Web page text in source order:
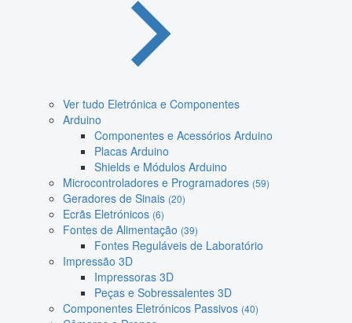
Ver tudo Eletrónica e Componentes
Arduino
Componentes e Acessórios Arduino
Placas Arduino
Shields e Módulos Arduino
Microcontroladores e Programadores (59)
Geradores de Sinais (20)
Ecrãs Eletrónicos (6)
Fontes de Alimentação (39)
Fontes Reguláveis de Laboratório
Impressão 3D
Impressoras 3D
Peças e Sobressalentes 3D
Componentes Eletrónicos Passivos (40)